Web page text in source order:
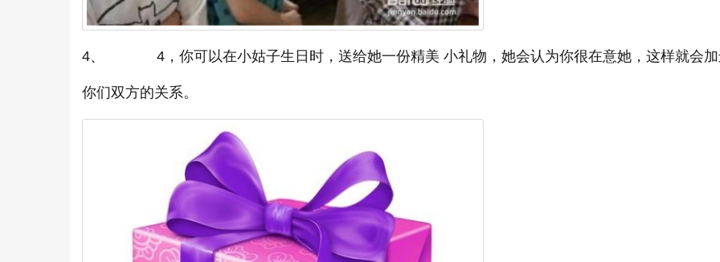
4、 4，你可以在小姑子生日时，送给她一份精美 小礼物，她会认为你很在意她，这样就会
你们双方的关系。